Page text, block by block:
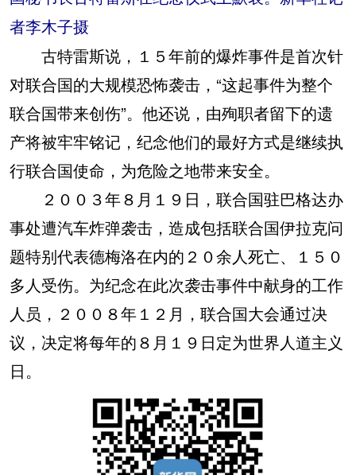
者李木子摄
古特雷斯说，１５年前的爆炸事件是首次针
对联合国的大规模恐怖袭击，“这起事件为整个
联合国带来创伤”。他还说，由殉职者留下的遗
产将被牢牢铭记，纪念他们的最好方式是继续执
行联合国使命，为危险之地带来安全。
２００３年８月１９日，联合国驻巴格达办
事处遭汽车炸弹袭击，造成包括联合国伊拉克问
题特别代表德梅洛在内的２０余人死亡、１５０
多人受伤。为纪念在此次袭击事件中献身的工作
人员，２００８年１２月，联合国大会通过决
议，决定将每年的８月１９日定为世界人道主义
日。